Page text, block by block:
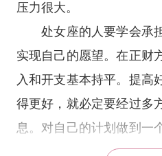
压力很大。
处女座的人要学会承担
实现自己的愿望。在正财
入和开支基本持平。提高
得更好，就必定要经过多
息。对自己的计划做到一